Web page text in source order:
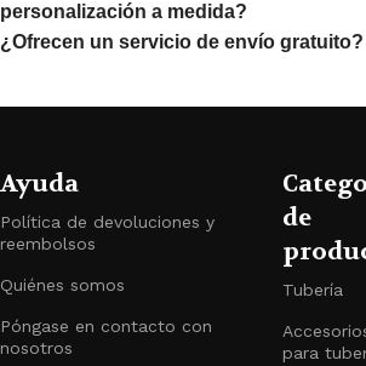
personalización a medida?
¿Ofrecen un servicio de envío gratuito?
Ayuda
Política de devoluciones y
reembolsos
Quiénes somos
Póngase en contacto con
nosotros
de
Tubería
para